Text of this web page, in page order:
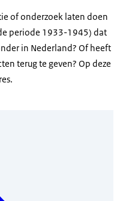
of onderzoek laten doen
periode 1933-1945) dat
in Nederland? Of heeft
terug te geven? Op deze